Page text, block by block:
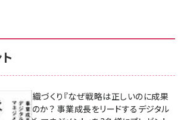
を生む組織づくり『なぜ戦略は正しいのに成果
らないのか？ 事業成長をリードするデジタル